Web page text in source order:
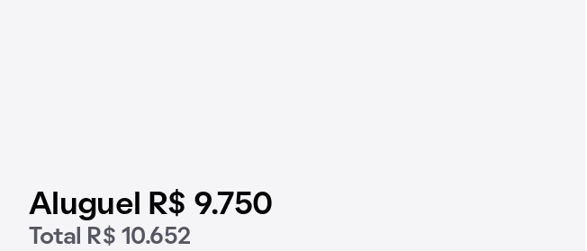
Aluguel R$ 9.750
Total R$ 10.652